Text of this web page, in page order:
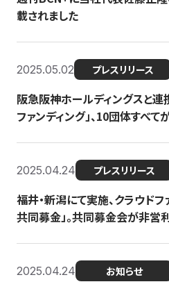
載されました
2025.05.02 プレスリリース
阪急阪神ホールディングスと連
ファンディング」、10団体すべ
2025.04.24 プレスリリース
福井・新潟にて実施、クラウド
共同募金」。共同募金会が非営
2025.04.24 お知らせ